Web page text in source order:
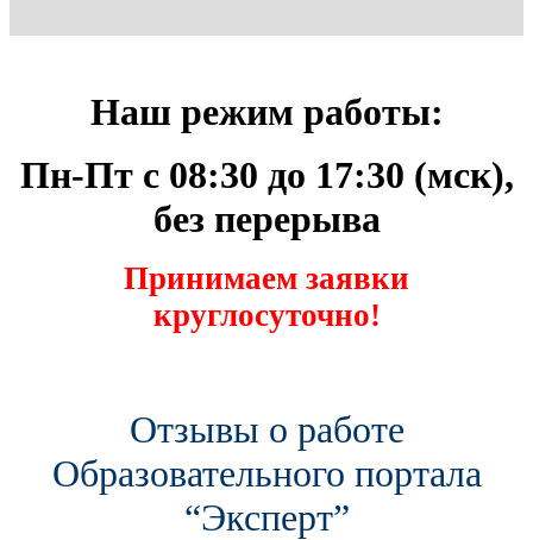
Наш режим работы:
Пн-Пт с 08:30 до 17:30 (мск),
без перерыва
Принимаем заявки
круглосуточно!
Отзывы о работе
Образовательного портала
“Эксперт”